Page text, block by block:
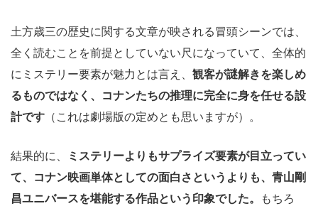
土方歳三の歴史に関する文章が映される冒頭シーンでは、
全く読むことを前提としていない尺になっていて、全体的
にミステリー要素が魅力とは言え、 観客が謎解きを楽しめ
るものではなく、コナンたちの推理に完全に身を任せる設
計です （これは劇場版の定めとも思いますが）。
結果的に、
ミステリーよりもサプライズ要素が目立ってい
て、コナン映画単体としての面白さというよりも、青山剛
昌ユニバースを堪能する作品という印象でした。
もちろ